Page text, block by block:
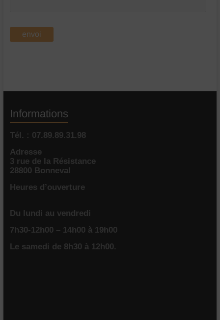
envoi
Informations
Tél. : 07.89.89.31.98
Adresse
3 rue de la Résistance
28800 Bonneval
Heures d’ouverture
Du lundi au vendredi
7h30-12h00 – 14h00 à 19h00
Le samedi de 8h30 à 12h00.